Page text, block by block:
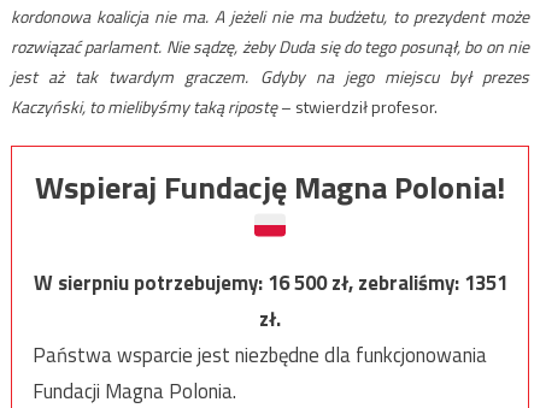
kordonowa koalicja nie ma. A jeżeli nie ma budżetu, to prezydent może
rozwiązać parlament. Nie sądzę, żeby Duda się do tego posunął, bo on nie
jest aż tak twardym graczem. Gdyby na jego miejscu był prezes
Kaczyński, to mielibyśmy taką ripostę– stwierdził profesor.
Wspieraj Fundację Magna Polonia!
W sierpniu potrzebujemy:16 500zł, zebraliśmy:1351
zł.
Państwa wsparcie jest niezbędne dla funkcjonowania
Fundacji Magna Polonia.